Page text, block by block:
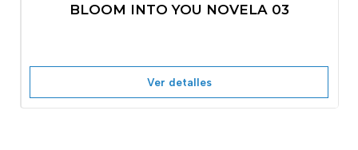
Nuevo
BLOOM INTO YOU NOVELA 03
Ver detalles